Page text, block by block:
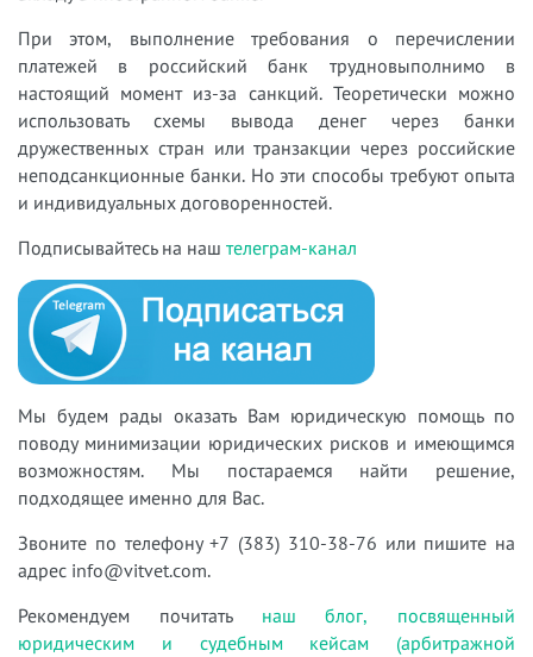
При этом, выполнение требования о перечислении
платежей в российский банк трудновыполнимо в
настоящий момент из-за санкций. Теоретически можно
использовать схемы вывода денег через банки
дружественных стран или транзакции через российские
неподсанкционные банки. Но эти способы требуют опыта
и индивидуальных договоренностей.
Подписывайтесь на наш телеграм-канал
Мы будем рады оказать Вам юридическую помощь по
поводу минимизации юридических рисков и имеющимся
возможностям. Мы постараемся найти решение,
подходящее именно для Вас.
Звоните по телефону +7 (383) 310-38-76 или пишите на
адрес info@vitvet.com.
Рекомендуем почитать наш блог, посвященный
юридическим и судебным кейсам (арбитражной